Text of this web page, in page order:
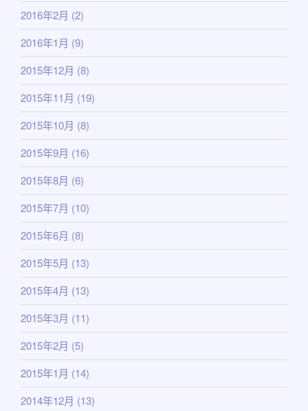
2016年2月 (2)
2016年1月 (9)
2015年12月 (8)
2015年11月 (19)
2015年10月 (8)
2015年9月 (16)
2015年8月 (6)
2015年7月 (10)
2015年6月 (8)
2015年5月 (13)
2015年4月 (13)
2015年3月 (11)
2015年2月 (5)
2015年1月 (14)
2014年12月 (13)